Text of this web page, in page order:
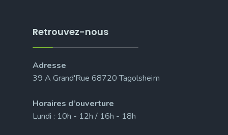
Retrouvez-nous
Adresse
39 A Grand'Rue 68720 Tagolsheim
Horaires d’ouverture
Lundi : 10h - 12h / 16h - 18h